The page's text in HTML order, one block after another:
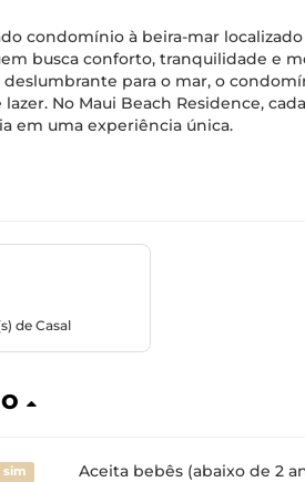
condomínio à beira-mar
busca conforto, tranquilidade e
para o mar, o
No Maui Beach Residence,
em uma experiência única.
de Casal
sim Aceita bebês (abaixo de 2